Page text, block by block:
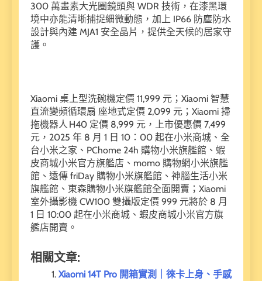
300 萬畫素大光圈鏡頭與 WDR 技術，在漆黑環
境中亦能清晰捕捉細微動態，加上 IP66 防塵防水
設計與內建 MJA1 安全晶片，提供全天候的居家守
護。
Xiaomi 桌上型洗碗機定價 11,999 元；Xiaomi 智慧
直流變頻循環扇 座地式定價 2,099 元；Xiaomi 掃
拖機器人 H40 定價 8,999 元，上市優惠價 7,499
元，2025 年 8 月 1 日 10：00 起在小米商城、全
台小米之家、PChome 24h 購物小米旗艦館、蝦
皮商城小米官方旗艦店、momo 購物網小米旗艦
館、遠傳 friDay 購物小米旗艦館、神腦生活小米
旗艦館、東森購物小米旗艦館全面開賣；Xiaomi
室外攝影機 CW100 雙攝版定價 999 元將於 8 月
1 日 10:00 起在小米商城、蝦皮商城小米官方旗
艦店開賣。
相關文章:
Xiaomi 14T Pro 開箱實測｜徠卡上身、手感